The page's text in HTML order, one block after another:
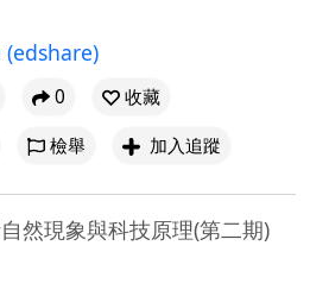
(edshare)
0
收藏
檢舉 加入追蹤
然現象與科技原理(第二期)